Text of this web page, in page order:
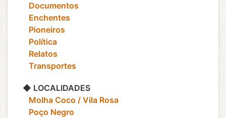
‎ ‎ ‎ Documentos
‎ ‎ ‎ Enchentes
‎ ‎ ‎ Pioneiros
‎ ‎ ‎ Política
‎ ‎ ‎ Relatos
‎ ‎ ‎ Transportes
◆ LOCALIDADES
‎ ‎ ‎ Molha Coco / Vila Rosa
‎ ‎ ‎ Poço Negro